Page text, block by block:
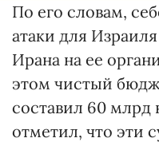
По его словам,
атаки для
Ирана на ее
этом чистый
составил 60
отметил, что эти